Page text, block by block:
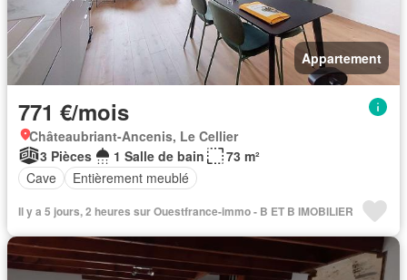
Appartement
771 €/mois
Châteaubriant-Ancenis, Le Cellier
3 Pièces
1 Salle de bain
73 m²
Cave
Entièrement meublé
Il y a 5 jours, 2 heures sur Ouestfrance-immo - B ET B IMOBILIER